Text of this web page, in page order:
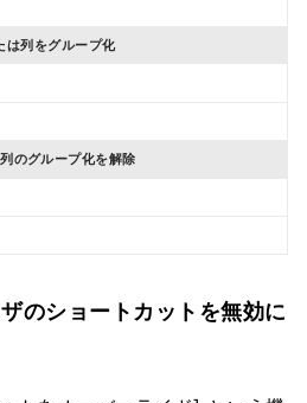
は列をグループ化
のグループ化を解除
ザのショートカットを無効に